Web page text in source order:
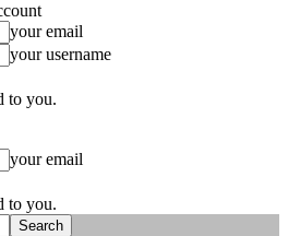
your email
your username
to you.
your email
to you.